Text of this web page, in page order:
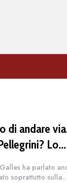
di andare
Lo
ha parlato
soprattutto sulla